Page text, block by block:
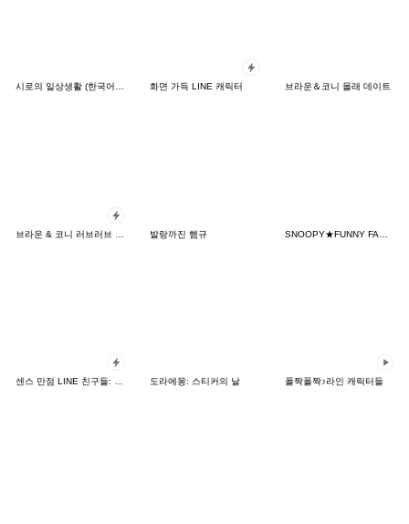
시로의 일상생활 (한국어&일본어) 화면 가득 LINE 캐릭터 브라운＆코니 몰래 데이트
발랑까진 햄규
도라에몽: 스티커의 날 폴짝폴짝♪라인 캐릭터들